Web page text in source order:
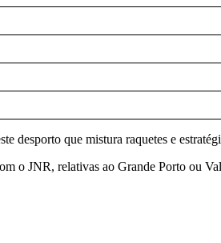
desporto que mistura raquetes e
o JNR, relativas ao Grande Porto ou